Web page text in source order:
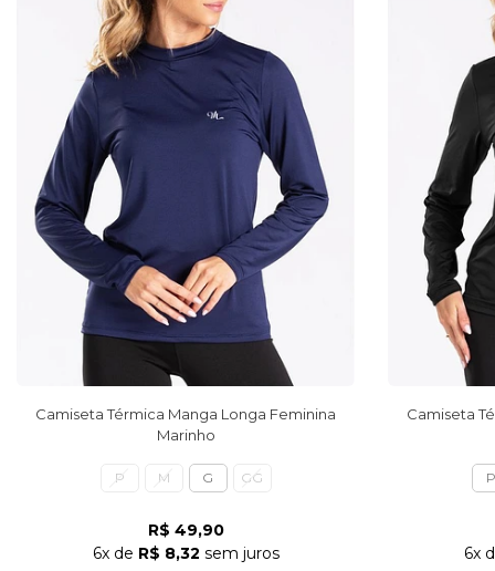
Camiseta Térmica Manga Longa Feminina
Marinho
P M G GG
R$ 49,90
6xde R$ 8,32 sem juros
Camiseta
P
6x